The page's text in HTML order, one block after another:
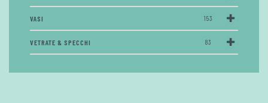
VASI 153
VETRATE & SPECCHI 83